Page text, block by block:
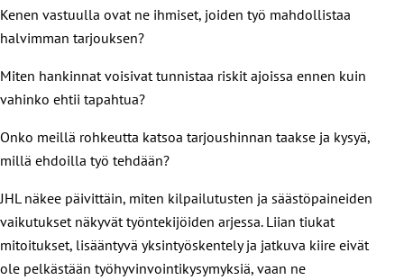
Kenen vastuulla ovat ne ihmiset, joiden työ mahdollistaa
halvimman tarjouksen?
Miten hankinnat voisivat tunnistaa riskit ajoissa ennen kuin
vahinko ehtii tapahtua?
Onko meillä rohkeutta katsoa tarjoushinnan taakse ja kysyä,
millä ehdoilla työ tehdään?
JHL näkee päivittäin, miten kilpailutusten ja säästöpaineiden
vaikutukset näkyvät työntekijöiden arjessa. Liian tiukat
mitoitukset, lisääntyvä yksintyöskentely ja jatkuva kiire eivät
ole pelkästään työhyvinvointikysymyksiä, vaan ne